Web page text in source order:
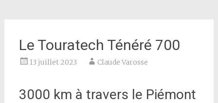
Le Touratech Ténéré 700
13 juillet 2023 Claude Varosse
3000 km à travers le Piémont